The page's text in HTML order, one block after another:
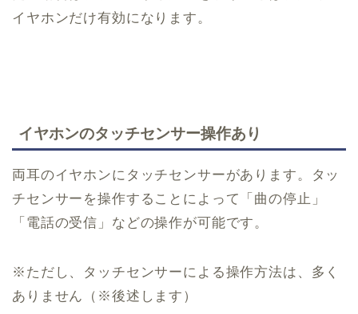
イヤホンだけ有効になります。
イヤホンのタッチセンサー操作あり
両耳のイヤホンにタッチセンサーがあります。タッ
チセンサーを操作することによって「曲の停止」
「電話の受信」などの操作が可能です。
※ただし、タッチセンサーによる操作方法は、多く
ありません（※後述します）